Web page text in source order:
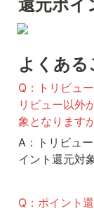
還元ポイ
よくある
Q：トリビュ
リビュー以外
象となります
A：トリビュ
イント還元対
Q：ポイント